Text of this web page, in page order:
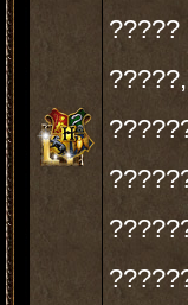
?????